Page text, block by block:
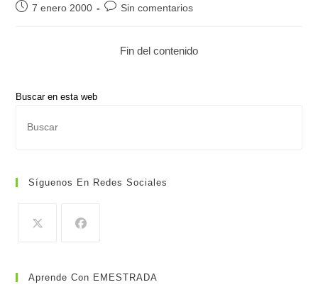
Publicación
7 enero 2000
Comentarios
entrada:
Sin comentarios
Fin del contenido
Buscar en esta web
Síguenos En Redes Sociales
Aprende Con EMESTRADA